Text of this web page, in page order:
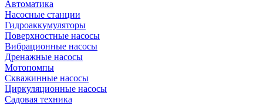
Автоматика
Насосные станции
Гидроаккумуляторы
Поверхностные насосы
Вибрационные насосы
Дренажные насосы
Мотопомпы
Скважинные насосы
Циркуляционные насосы
Садовая техника